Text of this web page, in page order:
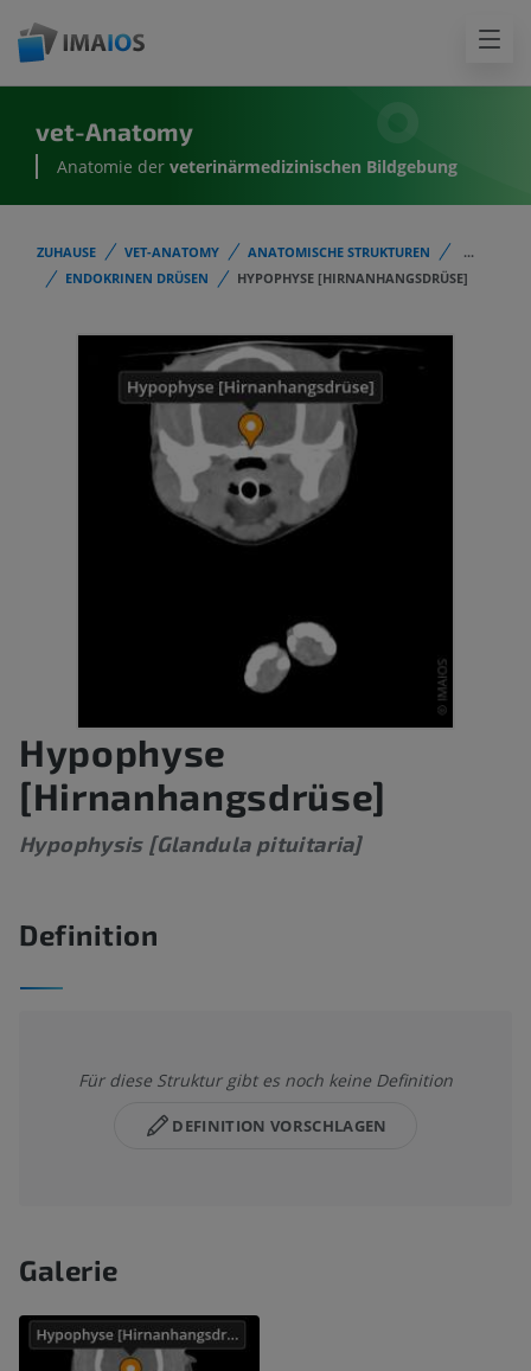
vet-Anatomy
Anatomie der veterinärmedizinischen Bildgebung
ZUHAUSE VET-ANATOMY ANATOMISCHE STRUKTUREN
...
ENDOKRINEN DRÜSEN
HYPOPHYSE [HIRNANHANGSDRÜSE]
Hypophyse
[Hirnanhangsdrüse]
Hypophysis [Glandula pituitaria]
Definition
Für diese Struktur gibt es noch keine Definition
DEFINITION VORSCHLAGEN
Galerie